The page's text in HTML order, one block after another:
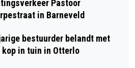
Pastoor
in Barneveld
bestuurder belandt met
kop in tuin in Otterlo